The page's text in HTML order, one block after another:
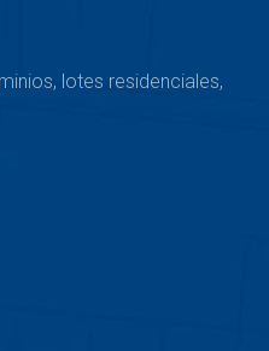
lotes residenciales,